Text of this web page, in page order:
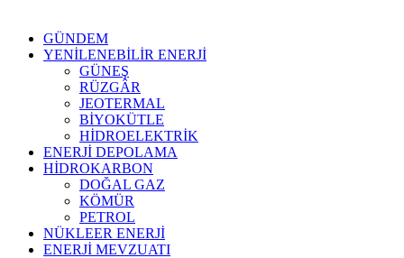
GÜNDEM
YENİLENEBİLİR ENERJİ
GÜNEŞ
RÜZGÂR
JEOTERMAL
BİYOKÜTLE
HİDROELEKTRİK
ENERJİ DEPOLAMA
HİDROKARBON
DOĞAL GAZ
KÖMÜR
PETROL
NÜKLEER ENERJİ
ENERJİ MEVZUATI